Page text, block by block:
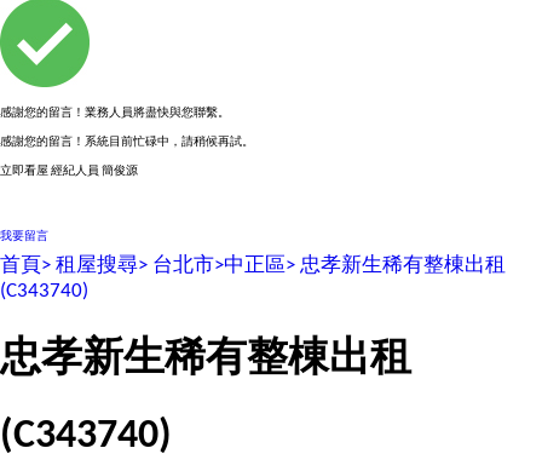
感謝您的留言！業務人員將盡快與您聯繫。
感謝您的留言！系統目前忙碌中，請稍候再試。
立即看屋經紀人員簡俊源
我要留言
首頁> 租屋搜尋> 台北市>中正區> 忠孝新生稀有整棟出租
(C343740)
忠孝新生稀有整棟出租
(C343740)